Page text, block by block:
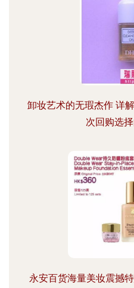
卸妆艺术的无瑕杰作 详
次回购选
永安百货海量美妆震撼